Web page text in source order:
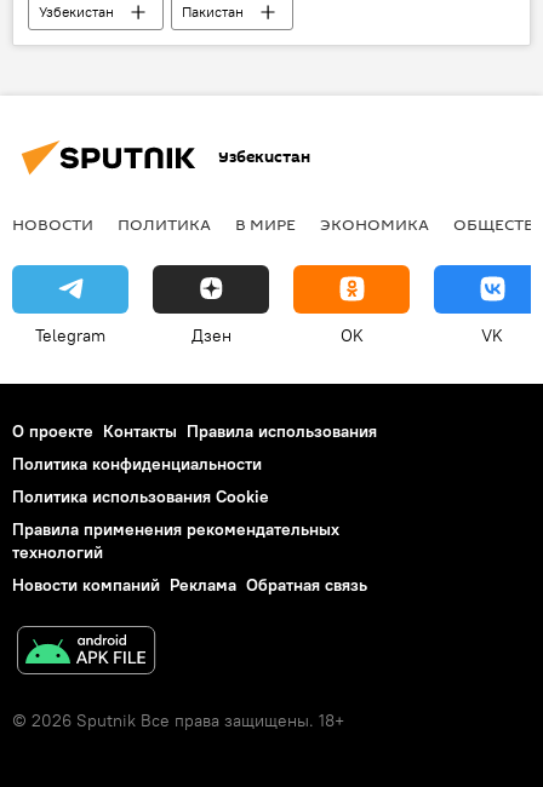
Узбекистан
Пакистан
сотрудничество
Туризм
Узбекистан
НОВОСТИ ПОЛИТИКА В МИРЕ ЭКОНОМИКА
Telegram Дзен OK VK
О проекте Контакты Правила использования
Политика конфиденциальности
Политика использования Cookie
Правила применения рекомендательных
технологий
Новости компаний Реклама Обратная связь
© 2026 Sputnik Все права защищены. 18+